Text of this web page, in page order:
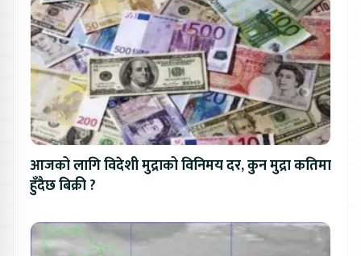
आजको लागि विदेशी मुद्राको विनिमय दर, कुन मुद्रा कतिमा
हुँदैछ बिक्री ?